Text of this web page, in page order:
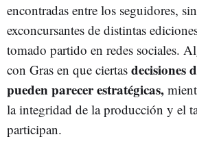
encontradas entre los seguidores,
exconcursantes de distintas
tomado partido en redes sociales.
con Gras en que ciertas decisiones
pueden parecer estratégicas,
la integridad de la producción y el
participan.